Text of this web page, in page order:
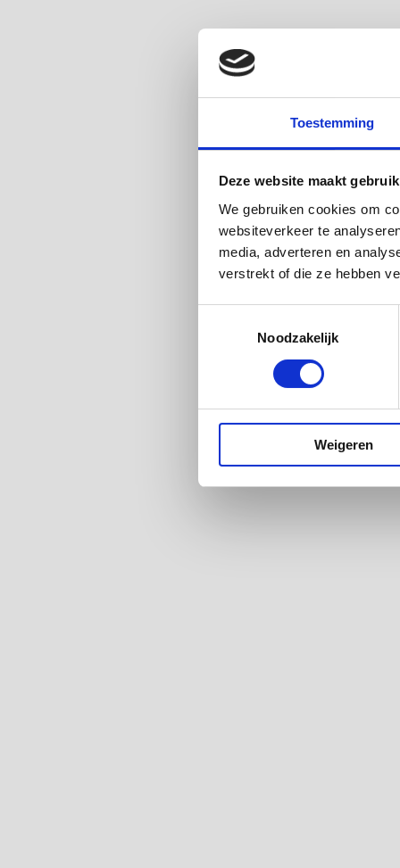
Toestemming
Deze website maakt
We gebruiken cookies om
websiteverkeer te
media, adverteren en
verstrekt of die ze hebben
Noodzakelijk
Weigeren